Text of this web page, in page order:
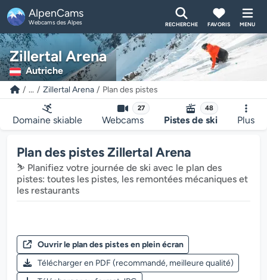
AlpenCams
Webcams des Alpes RECHERCHE FAVORIS MENU
Zillertal Arena
Autriche
... Zillertal Arena Plan des pistes
Domaine skiable
27
Webcams
48
Pistes de ski Plus
Plan des pistes Zillertal Arena
⛷️ Planifiez votre journée de ski avec le plan des
pistes: toutes les pistes, les remontées mécaniques et
les restaurants
Ouvrir le plan des pistes en plein écran
Télécharger en PDF (recommandé, meilleure qualité)